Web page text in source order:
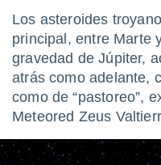
a este
las
y
forma
digital
basada
Los asteroides
principal, entre Marte
gravedad de Júpiter,
atrás como adelante,
como de “pastoreo”,
Meteored Zeus